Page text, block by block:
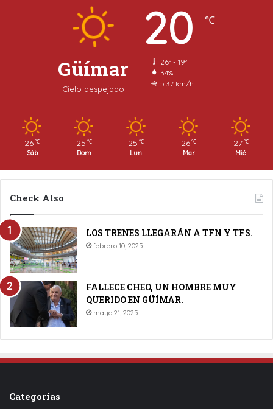
Güímar
Cielo despejado
20 ℃
26º - 19º
34%
5.37 km/h
26 ℃
Sáb
25 ℃
Dom
25 ℃
Lun
26 ℃
Mar
27 ℃
Mié
Check Also
LOS TRENES LLEGARÁN A TFN Y TFS.
febrero 10, 2025
FALLECE CHEO, UN HOMBRE MUY
QUERIDO EN GÜÍMAR.
mayo 21, 2025
Categorías